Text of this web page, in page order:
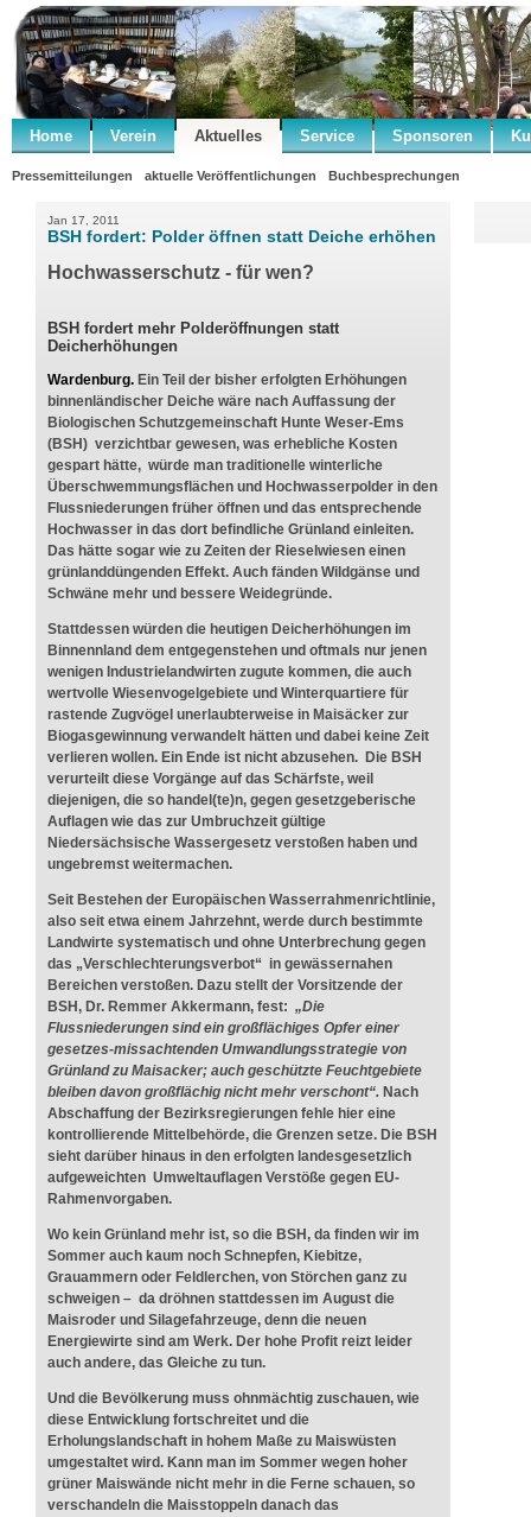
Home Verein Aktuelles Service Sponsoren
Pressemitteilungen aktuelle Veröffentlichungen Buchbesprechungen
Jan 17, 2011
BSH fordert: Polder öffnen statt Deiche erhöhen
Hochwasserschutz - für wen?
BSH fordert mehr Polderöffnungen statt
Deicherhöhungen
Wardenburg. Ein Teil der bisher erfolgten Erhöhungen
binnenländischer Deiche wäre nach Auffassung der
Biologischen Schutzgemeinschaft Hunte Weser-Ems
(BSH) verzichtbar gewesen, was erhebliche Kosten
gespart hätte, würde man traditionelle winterliche
Überschwemmungsflächen und Hochwasserpolder in den
Flussniederungen früher öffnen und das entsprechende
Hochwasser in das dort befindliche Grünland einleiten.
Das hätte sogar wie zu Zeiten der Rieselwiesen einen
grünlanddüngenden Effekt. Auch fänden Wildgänse und
Schwäne mehr und bessere Weidegründe.
Stattdessen würden die heutigen Deicherhöhungen im
Binnennland dem entgegenstehen und oftmals nur jenen
wenigen Industrielandwirten zugute kommen, die auch
wertvolle Wiesenvogelgebiete und Winterquartiere für
rastende Zugvögel unerlaubterweise in Maisäcker zur
Biogasgewinnung verwandelt hätten und dabei keine Zeit
verlieren wollen. Ein Ende ist nicht abzusehen. Die BSH
verurteilt diese Vorgänge auf das Schärfste, weil
diejenigen, die so handel(te)n, gegen gesetzgeberische
Auflagen wie das zur Umbruchzeit gültige
Niedersächsische Wassergesetz verstoßen haben und
ungebremst weitermachen.
Seit Bestehen der Europäischen Wasserrahmenrichtlinie,
also seit etwa einem Jahrzehnt, werde durch bestimmte
Landwirte systematisch und ohne Unterbrechung gegen
das „Verschlechterungsverbot“ in gewässernahen
Bereichen verstoßen. Dazu stellt der Vorsitzende der
BSH, Dr. Remmer Akkermann, fest: „Die
Flussniederungen sind ein großflächiges Opfer einer
gesetzes-missachtenden Umwandlungsstrategie von
Grünland zu Maisacker; auch geschützte Feuchtgebiete
bleiben davon großflächig nicht mehr verschont“. Nach
Abschaffung der Bezirksregierungen fehle hier eine
kontrollierende Mittelbehörde, die Grenzen setze. Die BSH
sieht darüber hinaus in den erfolgten landesgesetzlich
aufgeweichten Umweltauflagen Verstöße gegen EU-
Rahmenvorgaben.
Wo kein Grünland mehr ist, so die BSH, da finden wir im
Sommer auch kaum noch Schnepfen, Kiebitze,
Grauammern oder Feldlerchen, von Störchen ganz zu
schweigen – da dröhnen stattdessen im August die
Maisroder und Silagefahrzeuge, denn die neuen
Energiewirte sind am Werk. Der hohe Profit reizt leider
auch andere, das Gleiche zu tun.
Und die Bevölkerung muss ohnmächtig zuschauen, wie
diese Entwicklung fortschreitet und die
Erholungslandschaft in hohem Maße zu Maiswüsten
umgestaltet wird. Kann man im Sommer wegen hoher
grüner Maiswände nicht mehr in die Ferne schauen, so
verschandeln die Maisstoppeln danach das